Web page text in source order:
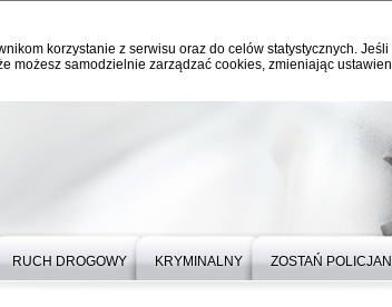
korzystanie z serwisu oraz do celów statystycznych.
możesz samodzielnie zarządzać cookies, zmieniając
RUCH DROGOWY KRYMINALNY ZOSTAŃ